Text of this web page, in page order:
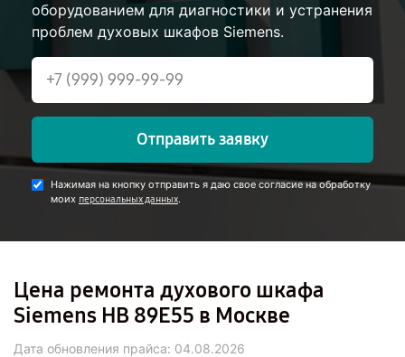
оборудованием для диагностики и устранения
проблем духовых шкафов Siemens.
Отправить заявку
Нажимая на кнопку отправить я даю свое согласие на обработку
моих персональных данных.
Цена ремонта духового шкафа
Siemens HB 89E55 в Москве
Дата обновления прайса: 04.08.2026